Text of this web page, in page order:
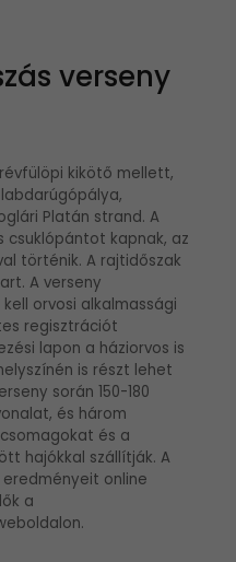
verseny
kikötő mellett,
Platán strand. A
csuklópántot kapnak, az
történik. A rajtidőszak
A verseny
orvosi alkalmassági
regisztrációt
lapon a háziorvos is
is részt lehet
során 150-180
és három
és a
hajókkal szállítják. A
online
a